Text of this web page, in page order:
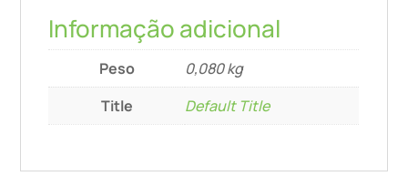
Informação adicional
Peso
0,080 kg
Title
Default Title